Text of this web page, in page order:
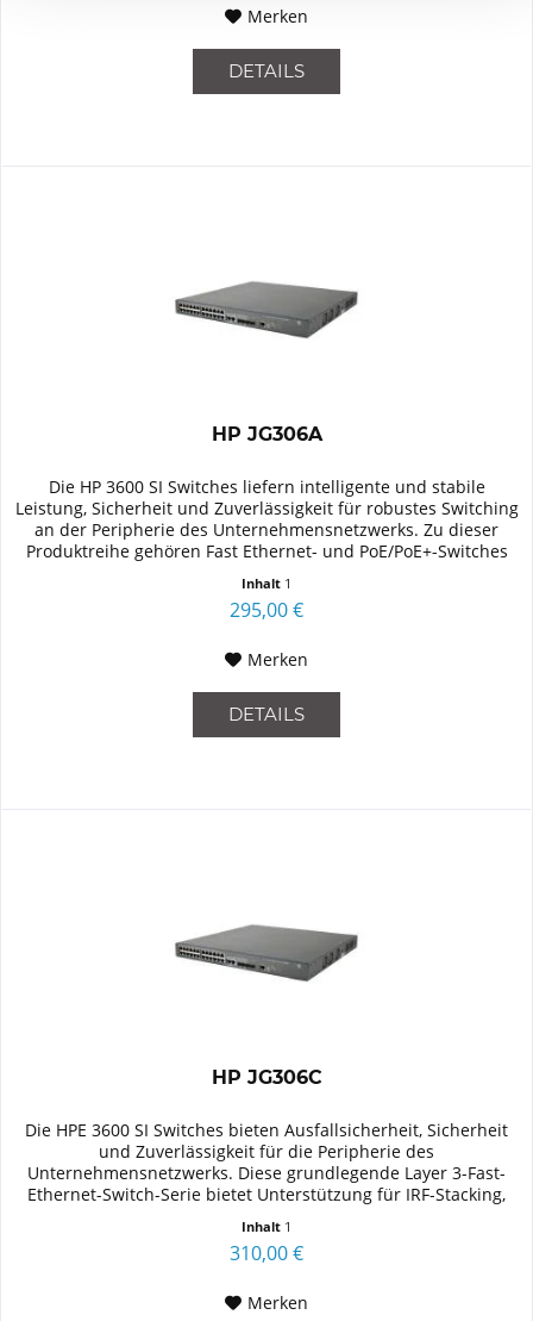
Merken
DETAILS
HP JG306A
Die HP 3600 SI Switches liefern intelligente und stabile
Leistung, Sicherheit und Zuverlässigkeit für robustes Switching
an der Peripherie des Unternehmensnetzwerks. Zu dieser
Produktreihe gehören Fast Ethernet- und PoE/PoE+-Switches
Inhalt 1
295,00 €
Merken
DETAILS
HP JG306C
Die HPE 3600 SI Switches bieten Ausfallsicherheit, Sicherheit
und Zuverlässigkeit für die Peripherie des
Unternehmensnetzwerks. Diese grundlegende Layer 3-Fast-
Ethernet-Switch-Serie bietet Unterstützung für IRF-Stacking,
Inhalt 1
310,00 €
Merken